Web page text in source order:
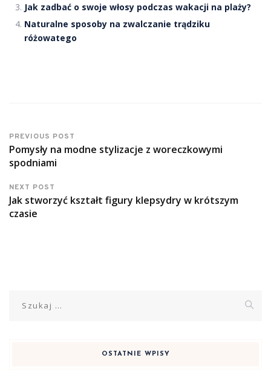
Jak zadbać o swoje włosy podczas wakacji na plaży?
Naturalne sposoby na zwalczanie trądziku
różowatego
PREVIOUS POST
Pomysły na modne stylizacje z woreczkowymi
spodniami
NEXT POST
Jak stworzyć kształt figury klepsydry w krótszym
czasie
OSTATNIE WPISY